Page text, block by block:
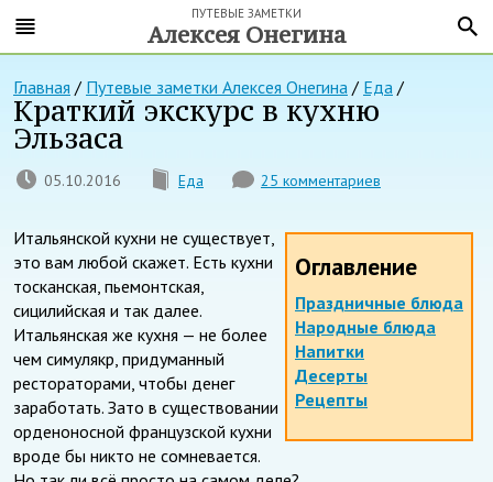
ПУТЕВЫЕ ЗАМЕТКИ
Алексея Онегина
Главная / Путевые заметки Алексея Онегина / Еда /
Краткий экскурс в кухню
Эльзаса
05.10.2016 Еда 25 комментариев
Оглавление
Праздничные блюда
Народные блюда
Напитки
Десерты
Рецепты
Итальянской кухни не существует,
это вам любой скажет. Есть кухни
тосканская, пьемонтская,
сицилийская и так далее.
Итальянская же кухня — не более
чем симулякр, придуманный
рестораторами, чтобы денег
заработать. Зато в существовании
орденоносной французской кухни
вроде бы никто не сомневается.